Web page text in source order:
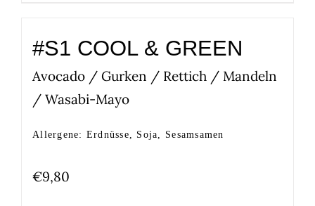
#S1 COOL & GREEN
Avocado / Gurken / Rettich / Mandeln
/ Wasabi-Mayo
Allergene: Erdnüsse, Soja, Sesamsamen
€9,80